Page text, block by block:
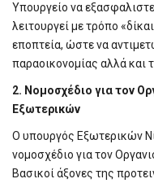
Υπουργείο να
λειτουργεί με τρόπο
εποπτεία, ώστε να
παραοικονομίας αλλά και
2. Νομοσχέδιο για τον
Εξωτερικών
Ο υπουργός Εξωτερικών
νομοσχέδιο για τον
Βασικοί άξονες της